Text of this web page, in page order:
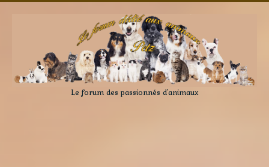
Le forum des passionnés d'animaux